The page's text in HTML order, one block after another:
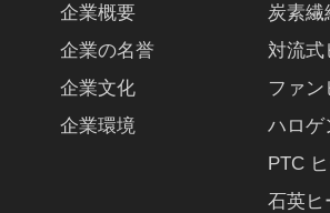
企業概要
企業の名誉
企業文化
企業環境
炭素繊
対流式
ファン
ハロゲ
PTC
石英ヒ